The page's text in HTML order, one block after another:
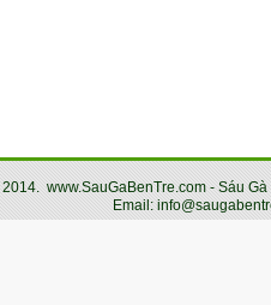
2014. www.SauGaBenTre.com - Sáu
Email: